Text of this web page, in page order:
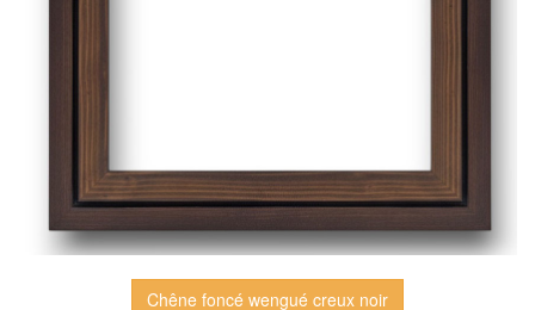
Chêne foncé wengué creux noir